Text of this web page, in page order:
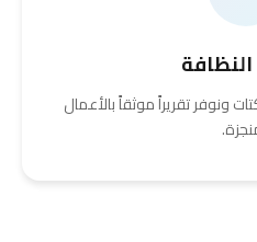
ونوفر تقريراً موثقاً بالأعمال